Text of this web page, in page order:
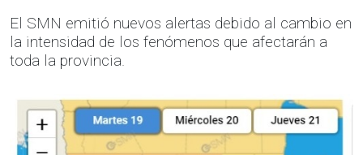
El SMN emitió nuevos alertas debido al cambio en
la intensidad de los fenómenos que afectarán a
toda la provincia.